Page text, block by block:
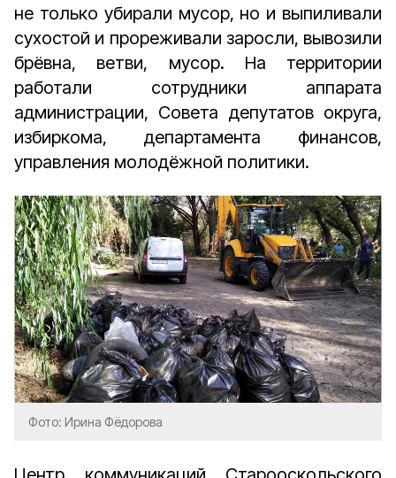
не только убирали мусор, но и выпиливали
сухостой и прореживали заросли, вывозили
брёвна, ветви, мусор. На территории
работали сотрудники аппарата
администрации, Совета депутатов округа,
избиркома, департамента финансов,
управления молодёжной политики.
Фото: Ирина Фёдорова